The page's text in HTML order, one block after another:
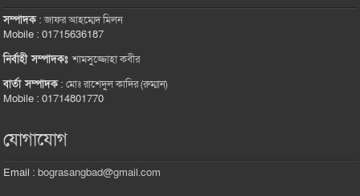
সম্পাদক:জাফর আহম্মেদ মিলন
Mobile : 01715636187
নির্বাহী সম্পাদকঃশামসুজ্জোহা কবীর
বার্তা সম্পাদক:মোঃ রাশেদুল কাদির (রুম্মান)
Mobile : 01714801770
যোগাযোগ
Email :bograsangbad@gmail.com